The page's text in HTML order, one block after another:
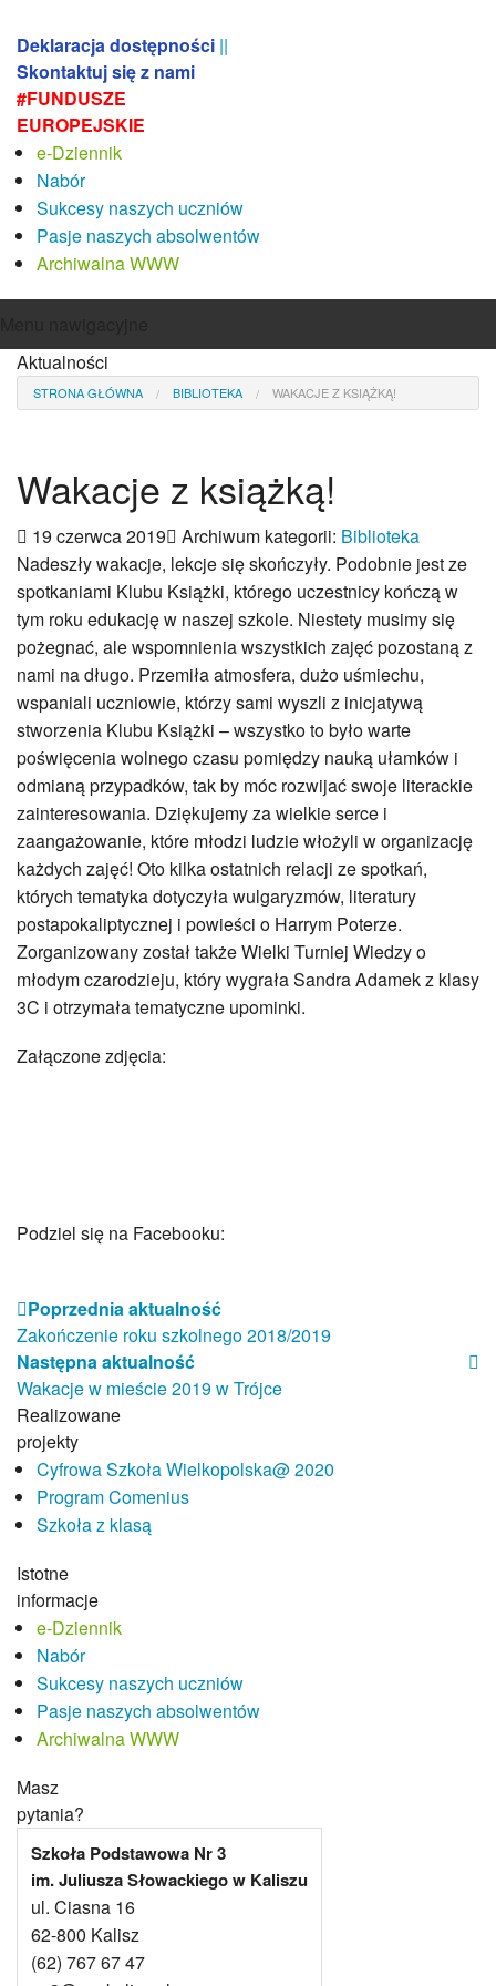
Deklaracja dostępności ||
Skontaktuj się z nami
#FUNDUSZE
EUROPEJSKIE
e-Dziennik
Nabór
Sukcesy naszych uczniów
Pasje naszych absolwentów
Archiwalna WWW
Aktualności
O szkole
Misja i koncepcja pracy szkoły
Absolwenci
Patron
Hymn szkoły
Odznaka Słowackiego
Dokumenty
Historia szkoły
Archiwalna strona WWW
Nauczanie dwujęzyczne
Innowacje
„AiR”- aktywność i rozwój
WebQuesty
FUNtastyczny angielski
INFORMATYKA dla SMYKA
Innowacje 2025-26
Innowacje 2024-25
Innowacje 2023-24
Innowacje 2022-23
Innowacje 2021-22
Strefa ucznia
Samorząd Uczniowski
Pasje naszych uczniów
Klub Europejczyka
Strefa rodzica
Ważne daty
Jak chronić dziecko w Sieci
Bezpieczna i przyjazna szkoła
Przydatne linki
Projekty
Projekty 2025-26
Projekty 2024-25
Projekty 2023-24
Projekty 2022-23
Projekty 2020-21
Projekty 2019-20
Projekty 2018-19
Projekty 2017-18
Miganie jak spektakl
Dzieci Dzieciom
Program Comenius
Laboratoria Przyszłości
Pracownicy
Dyrekcja
Nauczyciele
Pedagog szkolny/pedagog specjalny
Psycholog szkolny
Pracownicy obsługi
Aktualności
STRONA GŁÓWNA BIBLIOTEKA WAKACJE Z KSIĄŻKĄ!
Wakacje z książką!
19 czerwca 2019 Archiwum kategorii: Biblioteka
Nadeszły wakacje, lekcje się skończyły. Podobnie jest ze
spotkaniami Klubu Książki, którego uczestnicy kończą w
tym roku edukację w naszej szkole. Niestety musimy się
pożegnać, ale wspomnienia wszystkich zajęć pozostaną z
nami na długo. Przemiła atmosfera, dużo uśmiechu,
wspaniali uczniowie, którzy sami wyszli z inicjatywą
stworzenia Klubu Książki – wszystko to było warte
poświęcenia wolnego czasu pomiędzy nauką ułamków i
odmianą przypadków, tak by móc rozwijać swoje literackie
zainteresowania. Dziękujemy za wielkie serce i
zaangażowanie, które młodzi ludzie włożyli w organizację
każdych zajęć! Oto kilka ostatnich relacji ze spotkań,
których tematyka dotyczyła wulgaryzmów, literatury
postapokaliptycznej i powieści o Harrym Poterze.
Zorganizowany został także Wielki Turniej Wiedzy o
młodym czarodzieju, który wygrała Sandra Adamek z klasy
3C i otrzymała tematyczne upominki.
Załączone zdjęcia:
Podziel się na Facebooku:
Poprzednia aktualność
Zakończenie roku szkolnego 2018/2019
Następna aktualność
Wakacje w mieście 2019 w Trójce
Realizowane
projekty
Cyfrowa Szkoła Wielkopolska@ 2020
Program Comenius
Szkoła z klasą
Istotne
informacje
e-Dziennik
Nabór
Sukcesy naszych uczniów
Pasje naszych absolwentów
Archiwalna WWW
Masz
pytania?
Szkoła Podstawowa Nr 3
im. Juliusza Słowackiego w Kaliszu
ul. Ciasna 16
62-800 Kalisz
(62) 767 67 47